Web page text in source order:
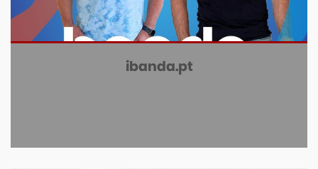
ibanda.pt